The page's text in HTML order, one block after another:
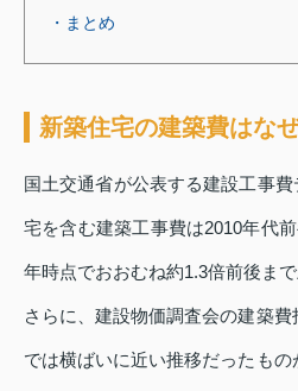
・まとめ
新築住宅の建築費はな
国土交通省が公表する建設工事
宅を含む建築工事費は2010年代
年時点でおおむね約1.3倍前後ま
さらに、建設物価調査会の建築費
では横ばいに近い推移だったも